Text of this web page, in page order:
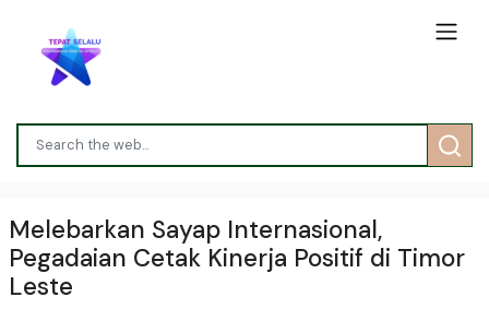
Melebarkan Sayap Internasional,
Pegadaian Cetak Kinerja Positif di Timor
Leste